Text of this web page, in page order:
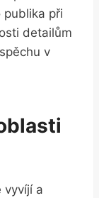
publika ⁢při
detailům
v‌
vyvíjí a